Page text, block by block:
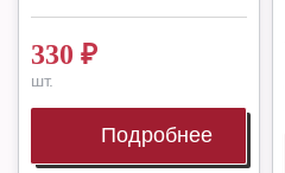
330 ₽
шт.
Подробнее